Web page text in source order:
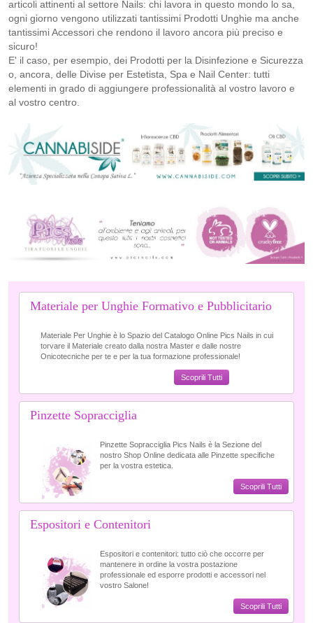
articoli attinenti al settore Nails: chi lavora in questo mondo lo sa,
ogni giorno vengono utilizzati tantissimi Prodotti Unghie ma anche
tantissimi Accessori che rendono il lavoro ancora più preciso e
sicuro!
E' il caso, per esempio, dei Prodotti per la Disinfezione e Sicurezza
o, ancora, delle Divise per Estetista, Spa e Nail Center: tutti
elementi in grado di aggiungere professionalità al vostro lavoro e
al vostro centro.
Materiale per Unghie Formativo e Pubblicitario
Materiale Per Unghie è lo Spazio del Catalogo Online Pics Nails in cui
torvare il Materiale creato dalla nostra Master e dalle nostre
Onicotecniche per te e per la tua formazione professionale!
Scoprili Tutti
Pinzette Sopracciglia
Pinzette Sopracciglia Pics Nails è la Sezione del
nostro Shop Online dedicata alle Pinzette specifiche
per la vostra estetica.
Scoprili Tutti
Espositori e Contenitori
Espositori e contenitori: tutto ciò che occorre per
mantenere in ordine la vostra postazione
professionale ed esporre prodotti e accessori nel
vostro Salone!
Scoprili Tutti